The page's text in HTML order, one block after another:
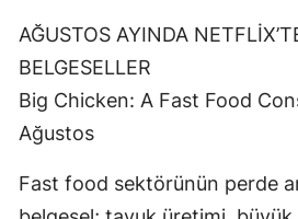
AĞUSTOS AYINDA
BELGESELLER
Big Chicken: A Fast Food
Ağustos
Fast food sektörünün perde